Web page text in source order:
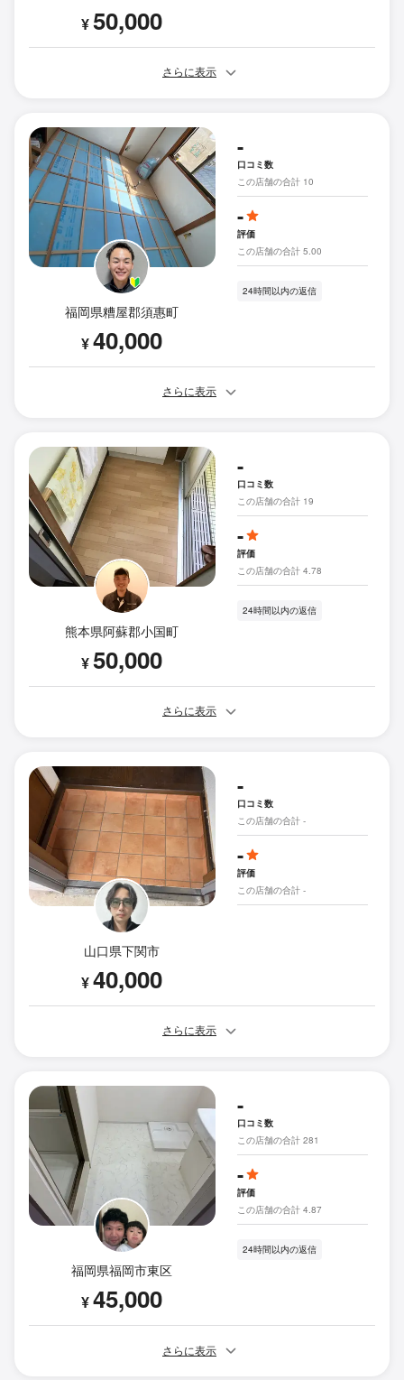
¥50,000
さらに表示
福岡県糟屋郡須惠町
¥40,000
-
口コミ数
この店舗の合計 10
-
評価
この店舗の合計 5.00
24時間以内の返信
さらに表示
熊本県阿蘇郡小国町
¥50,000
-
口コミ数
この店舗の合計 19
-
評価
この店舗の合計 4.78
24時間以内の返信
さらに表示
山口県下関市
¥40,000
-
口コミ数
この店舗の合計 -
-
評価
この店舗の合計 -
さらに表示
福岡県福岡市東区
¥45,000
-
口コミ数
この店舗の合計 281
-
評価
この店舗の合計 4.87
24時間以内の返信
さらに表示